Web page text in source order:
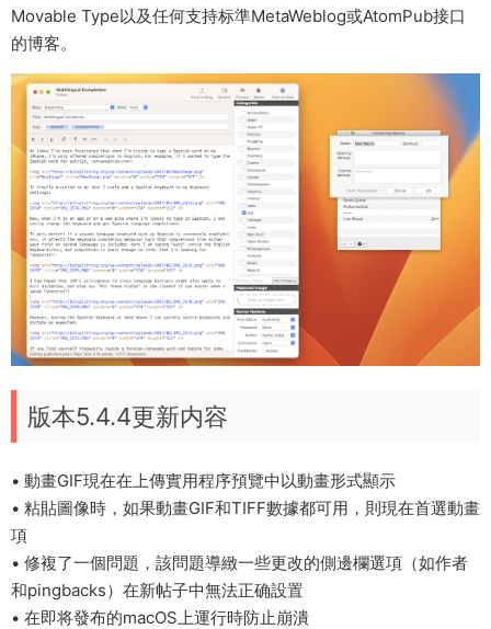
Movable Type以及任何支持标準MetaWeblog或AtomPub接口
的博客。
版本5.4.4更新内容
• 動畫GIF現在在上傳實用程序預覽中以動畫形式顯示
• 粘貼圖像時，如果動畫GIF和TIFF數據都可用，則現在首選動畫
項
• 修複了一個問題，該問題導緻一些更改的側邊欄選項（如作者
和pingbacks）在新帖子中無法正确設置
• 在即将發布的macOS上運行時防止崩潰